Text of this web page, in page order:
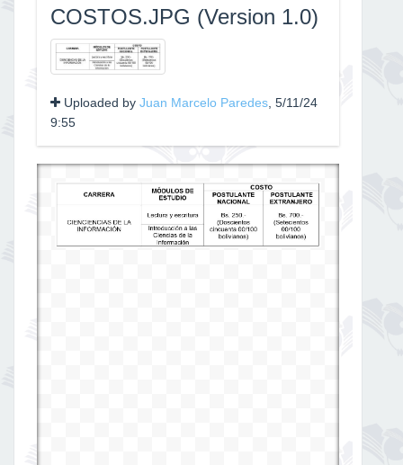
COSTOS.JPG (Version 1.0)
Uploaded by Juan Marcelo Paredes , 5/11/24
9:55